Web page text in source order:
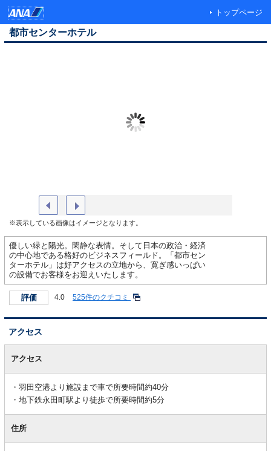
トップページ
都市センターホテル
※表示している画像はイメージとなります。
優しい緑と陽光。閑静な表情。そして日本の政治・経済
の中心地である格好のビジネスフィールド。「都市セン
ターホテル」は好アクセスの立地から、寛ぎ感いっぱい
の設備でお客様をお迎えいたします。
評価 4.0 525件のクチコミ
アクセス
アクセス
羽田空港より施設まで車で所要時間約40分
地下鉄永田町駅より徒歩で所要時間約5分
住所